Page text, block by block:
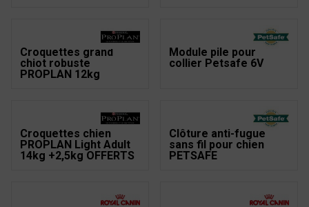
Croquettes grand
chiot robuste
PROPLAN 12kg
Module pile pour
collier Petsafe 6V
Croquettes chien
PROPLAN Light Adult
14kg +2,5kg OFFERTS
Clôture anti-fugue
sans fil pour chien
PETSAFE